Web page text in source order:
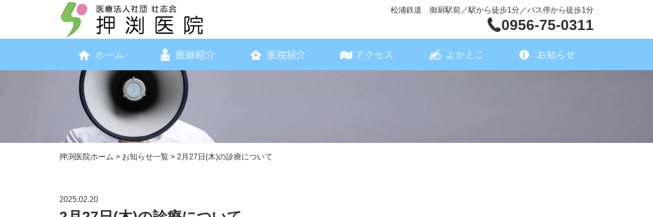
松浦鉄道 御厨駅前／駅から徒歩1分／バス停から徒歩1分
0956-75-0311
ホーム 医師紹介 医院紹介 アクセス よかとこ お知らせ
押渕医院ホーム > お知らせ一覧 > 2月27日(木)の診療について
2025.02.20